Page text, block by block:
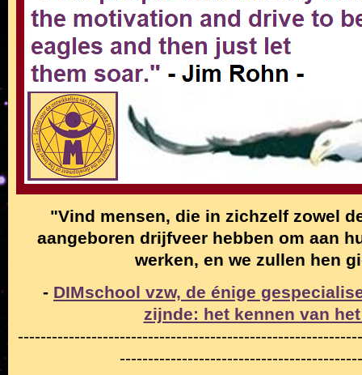
"Vind mensen, die in zichzelf zowel
aangeboren drijfveer hebben om aan
werken, en we zullen hen
- DIMschool vzw, de énige
zijnde: het kennen van